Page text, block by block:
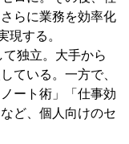
らに業務を効率化
現する。
独立。大手から
ている。一方で、
ート術」「仕事効
ど、個人向けのセ